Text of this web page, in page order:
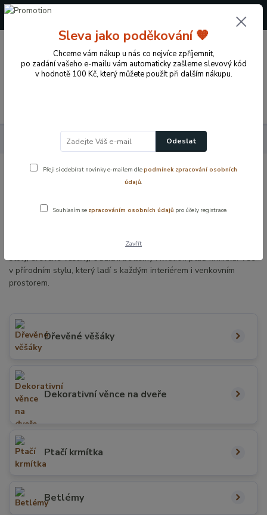
+420 724 722 973
0 Kč
Přírodní dekorace pro domov a zahradu
Přírodní dekorace pro váš domov a
Najdete u nás ručně vyráběné věnce na dveře, adventní věnce a
štoly, dřevěné věšáky, tradiční betlémy i kvalitní ptačí krmítka. Vše
v přírodním stylu, který ladí s každým interiérem i venkovním
prostorem.
Dřevěné věšáky
Dekorativní věnce na dveře
Ptačí krmítka
Betlémy
Sleva jako poděkování 🧡
Chceme vám nákup u nás co nejvíce zpříjemnit,
po zadání vašeho e-mailu vám automaticky zašleme slevový kód
v hodnotě 100 Kč, který můžete použít při dalším nákupu.
Odeslat
Přeji si odebírat novinky e-mailem dlepodmínek zpracování osobních
údajů.
Souhlasím se zpracováním osobních údajů pro účely registrace.
Zavřít